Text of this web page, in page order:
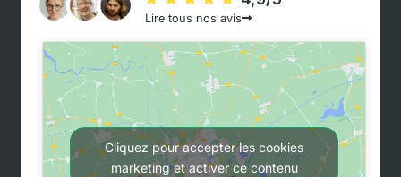
Lire tous nos avis
Cliquez pour accepter les cookies
marketing et activer ce contenu